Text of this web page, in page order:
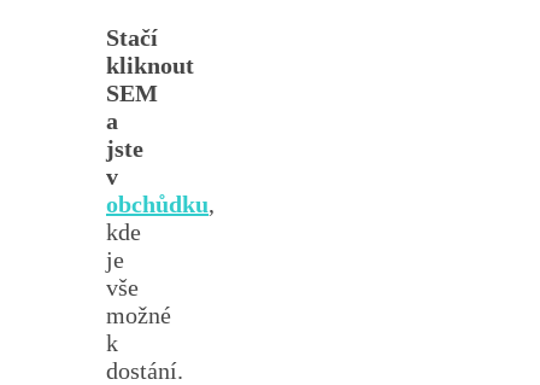
Stačí
kliknout
SEM
a
jste
v
obchůdku,
kde
je
vše
možné
k
dostání.